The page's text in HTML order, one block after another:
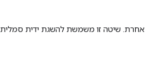
כניסות לפעולות TensorFlow הן יציאות של פעולת TensorFlow אחרת. שיטה זו משמשת להשגת ידית סמלית